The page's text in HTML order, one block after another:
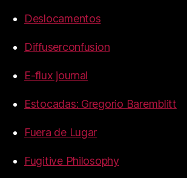
Deslocamentos
Diffuserconfusion
E-flux journal
Estocadas: Gregorio Baremblitt
Fuera de Lugar
Fugitive Philosophy